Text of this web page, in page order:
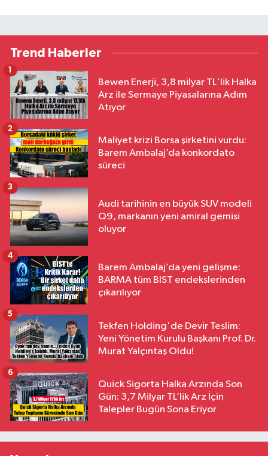
Trend Haberler
Bewen Enerji, 3,8 milyar TL'lik Halka
Arz ile Sermaye Piyasalarına Adım
Atıyor
1
Maliyet krizi Borsa şirketini vurdu:
Barem Ambalaj’da konkordato
süreci
2
Audi tarihinin en büyük SUV modeli
Q9, markanın yeni amiral gemisi
oluyor
3
Barem Ambalaj’da yeni gelişme:
BARMA tüm BIST endekslerinden
çıkarılıyor
4
Tekfen Holding'de Devir Teslim:
Yeni Yönetim Kurulu Başkanı Prof. Dr.
Murat Yalçıntaş Oldu!
5
Quick Sigorta Halka Arzında Son
Gün: 3,7 Milyar TL’lik Arz İçin
Talepler Bugün Sona Eriyor
6